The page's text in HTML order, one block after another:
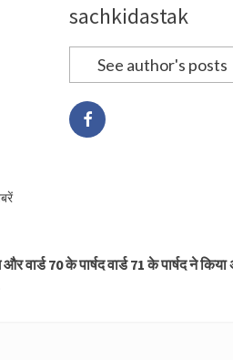
sachkidastak
See author's posts
वार्ड 70 के पार्षद वार्ड 71 के पार्षद ने